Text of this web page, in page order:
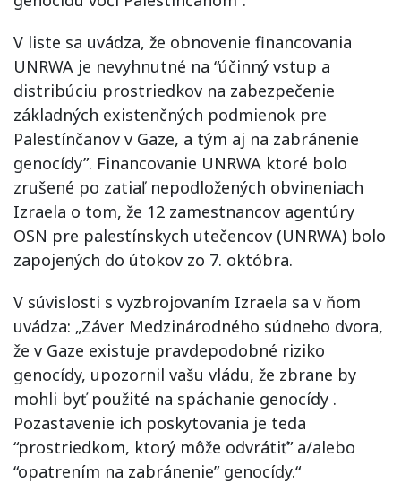
V liste sa uvádza, že obnovenie financovania
UNRWA je nevyhnutné na “účinný vstup a
distribúciu prostriedkov na zabezpečenie
základných existenčných podmienok pre
Palestínčanov v Gaze, a tým aj na zabránenie
genocídy”. Financovanie UNRWA ktoré bolo
zrušené po zatiaľ nepodložených obvineniach
Izraela o tom, že 12 zamestnancov agentúry
OSN pre palestínskych utečencov (UNRWA) bolo
zapojených do útokov zo 7. októbra.
V súvislosti s vyzbrojovaním Izraela sa v ňom
uvádza: „Záver Medzinárodného súdneho dvora,
že v Gaze existuje pravdepodobné riziko
genocídy, upozornil vašu vládu, že zbrane by
mohli byť použité na spáchanie genocídy .
Pozastavenie ich poskytovania je teda
“prostriedkom, ktorý môže odvrátiť” a/alebo
“opatrením na zabránenie” genocídy.“